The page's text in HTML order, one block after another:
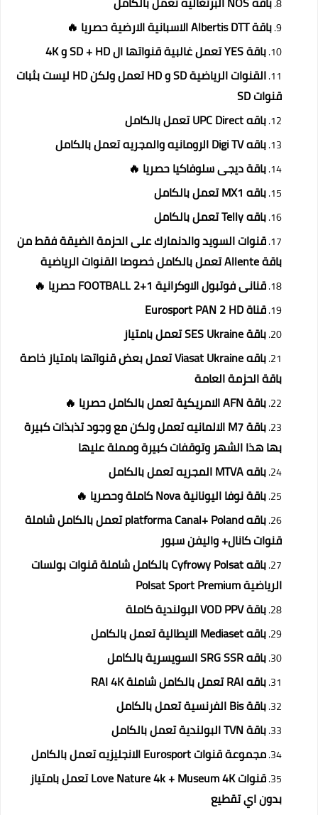
باقة Albertis DTT الاسبانية الارضية حصريا 🔥
باقة YES تعمل غالبية قنواتها ال SD + HD و 4K
القنوات الرياضية SD و HD تعمل ولكن HD ليست بثبات
قنوات SD
باقه UPC Direct تعمل بالكامل
باقه Digi TV الرومانيه والمجريه تعمل بالكامل
باقة ديجى سلوفاكيا حصريا 🔥
باقه MX1 تعمل بالكامل
باقه Telly تعمل بالكامل
قنوات السويد والدنمارك على الحزمة الضيقة فقط من
باقة Allente تعمل بالكامل خصوصا القنوات الرياضية
قنانى فوتبول الاوكرانية 1+2 FOOTBALL حصريا 🔥
قناة Eurosport PAN 2 HD
باقة SES Ukraine تعمل بامتياز
باقه Viasat Ukraine تعمل بعض قنواتها بامتياز خاصة
باقة الحزمة العامة
باقة AFN الامريكية تعمل بالكامل حصريا 🔥
باقة M7 الالمانيه تعمل ولكن مع وجود تذبذات كبيرة
بها هذا الشهر وتوقفات كبيرة ومملة عليها
باقه MTVA المجريه تعمل بالكامل
باقة نوفا اليونانية Nova كاملة وحصريا 🔥
باقه platforma Canal+ Poland تعمل بالكامل شاملة
قنوات كانال+ واليفن سبور
باقه Cyfrowy Polsat بالكامل شاملة قنوات بولسات
الرياضية Polsat Sport Premium
باقة VOD PPV البولندية كاملة
باقه Mediaset الايطالية تعمل بالكامل
باقه SRG SSR السويسرية بالكامل
باقه RAI تعمل بالكامل شاملة RAI 4K
باقة Bis الفرنسية تعمل بالكامل
باقة TVN البولندية تعمل بالكامل
مجموعة قنوات Eurosport الانجليزيه تعمل بالكامل
قنوات Love Nature 4k + Museum 4K تعمل بامتياز
بدون اي تقطيع